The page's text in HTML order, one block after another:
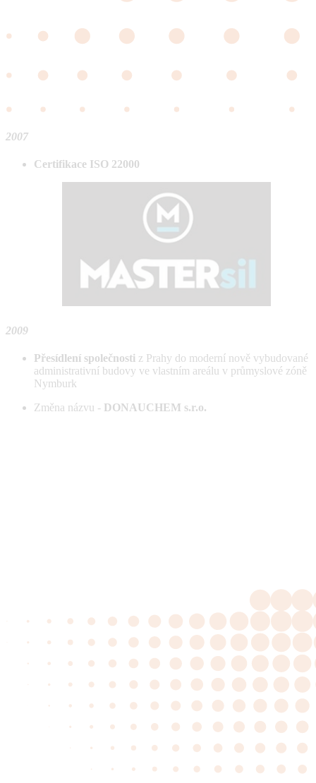
2007
Certifikace ISO 22000
2009
Přesídlení společnosti z Prahy do moderní nově vybudované
administrativní budovy ve vlastním areálu v průmyslové zóně
Nymburk
Změna názvu - DONAUCHEM s.r.o.